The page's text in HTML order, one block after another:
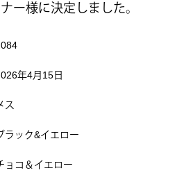
ー様に決定しました。
年4月15日
ス
ラック&イエロー
ョコ＆イエロー